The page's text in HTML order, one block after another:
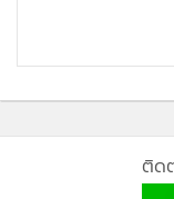
- ช่องบก ตอบโต้ระ
ติด
MGR Online